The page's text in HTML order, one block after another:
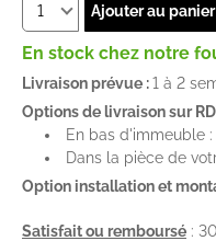
Ajouter au panier
En stock chez notre
Livraison prévue :1 à 2
Options de livraison sur
En bas d'immeuble
Dans la pièce de
Option installation et
Satisfait ou remboursé :